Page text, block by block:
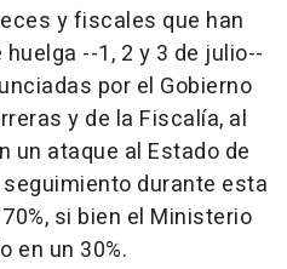
y fiscales que han
--1, 2 y 3 de julio--
por el Gobierno
y de la Fiscalía, al
un ataque al Estado de
durante esta
si bien el Ministerio
en un 30%.